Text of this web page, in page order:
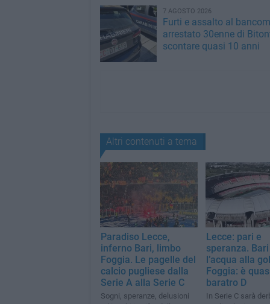
7 AGOSTO 2026
Furti e assalto al
arrestato 30enne di
scontare quasi 10 anni
Altri contenuti a tema
Paradiso Lecce,
inferno Bari, limbo
Foggia. Le pagelle del
calcio pugliese dalla
Serie A alla Serie C
Sogni, speranze, delusioni
Lecce: pari e
speranza.
l’acqua alla
Foggia: è
baratro D
In Serie C sarà